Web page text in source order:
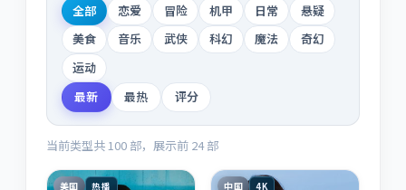
全部 恋爱 冒险 机甲 日常
悬疑
美食
音乐 武侠 科幻 魔法
奇幻
运动
最新
最热 评分
当前类型共 100部，展示前 24部
美国 热播 中国 4K